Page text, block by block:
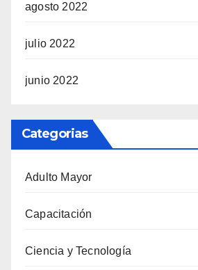
agosto 2022
julio 2022
junio 2022
Categorias
Adulto Mayor
Capacitación
Ciencia y Tecnología